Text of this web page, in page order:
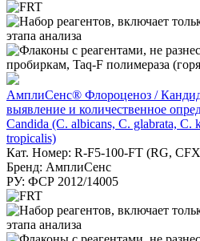
АмплиСенс® Флороценоз /
выявление и количественное
Candida (C. albicans, C. glabrata, C.
tropicalis)
Кат. Номер: R-F5-100-FT (RG,
Бренд: АмплиСенс
РУ: ФСР 2012/14005